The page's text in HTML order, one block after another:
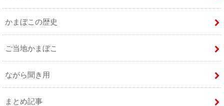
かまぼこの歴史
ご当地かまぼこ
ながら聞き用
まとめ記事